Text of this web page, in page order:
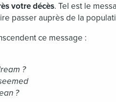
votre décès. Tel est le
passer auprès de la
ce message :
?
?